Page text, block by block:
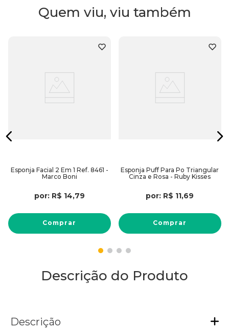
Quem viu, viu também
Esponja Facial 2 Em 1 Ref. 8461 -
Marco Boni
por: R$ 14,79
Comprar
Esponja Puff Para Po Triangular
Cinza e Rosa - Ruby Kisses
por: R$ 11,69
Comprar
Descrição do Produto
Descrição